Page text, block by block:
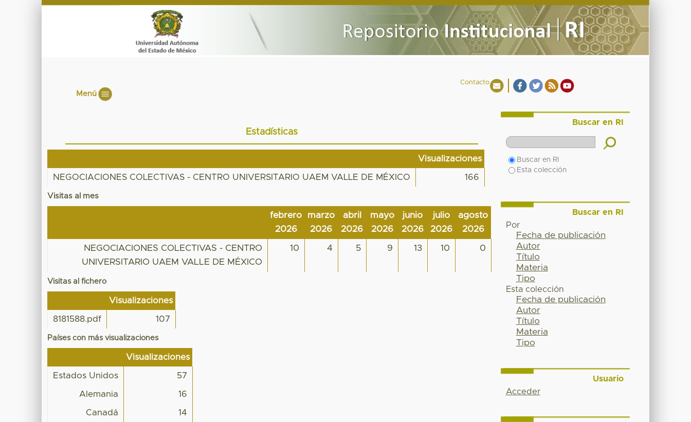
Contacto
Menú
Estadísticas
Visualizaciones
NEGOCIACIONES COLECTIVAS - CENTRO UNIVERSITARIO UAEM VALLE DE MÉXICO 166
Visitas al mes
febrero
2026
marzo
2026
abril
2026
mayo
2026
junio
2026
julio
2026
agosto
2026
NEGOCIACIONES COLECTIVAS - CENTRO
UNIVERSITARIO UAEM VALLE DE MÉXICO
10 4 5 9 13 10 0
Visitas al fichero
Visualizaciones
8181588.pdf 107
Países con más visualizaciones
Visualizaciones
Estados Unidos 57
Alemania 16
Canadá 14
Buscar en RI
Buscar en RI
Esta colección
Buscar en RI
Por
Fecha de publicación
Autor
Título
Materia
Tipo
Esta colección
Fecha de publicación
Autor
Título
Materia
Tipo
Usuario
Acceder